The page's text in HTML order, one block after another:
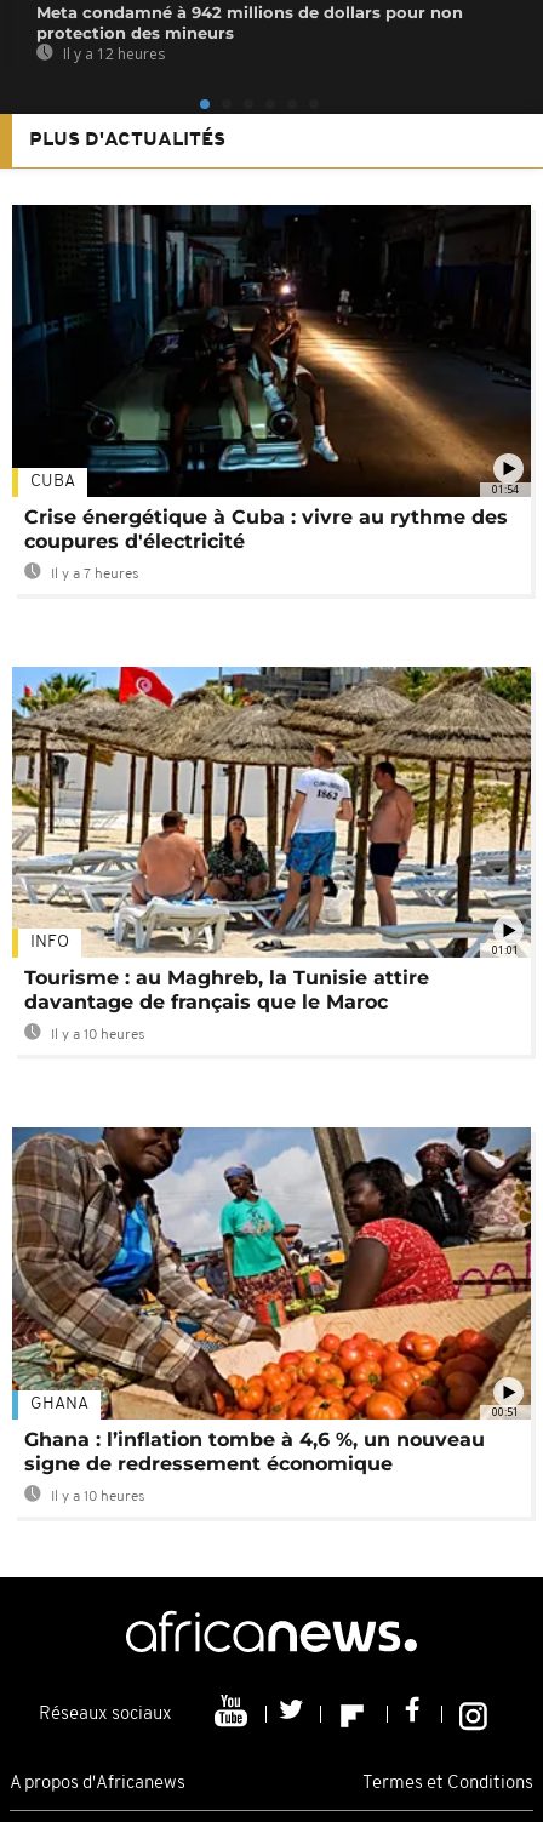
Meta condamné à 942 millions de dollars pour non
protection des mineurs
Il y a 12 heures
PLUS D'ACTUALITÉS
01:54
CUBA
Crise énergétique à Cuba : vivre au rythme des
coupures d'électricité
Il y a 7 heures
01:01
INFO
Tourisme : au Maghreb, la Tunisie attire
davantage de français que le Maroc
Il y a 10 heures
00:51
GHANA
Ghana : l’inflation tombe à 4,6 %, un nouveau
signe de redressement économique
Il y a 10 heures
Réseaux sociaux
A propos d'Africanews Termes et Conditions